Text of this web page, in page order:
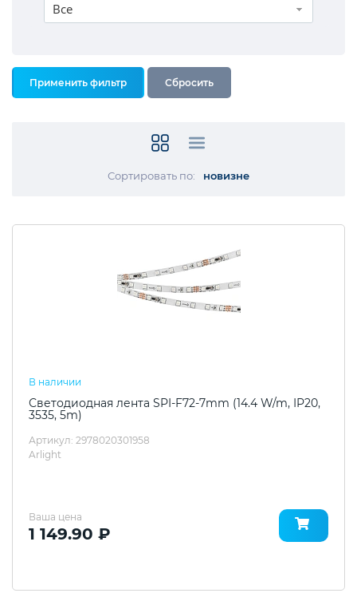
Все
Сортировать по: новизне
В наличии
Светодиодная лента SPI-F72-7mm (14.4 W/m, IP20,
3535, 5m)
Артикул: 2978020301958
Arlight
Ваша цена
1 149.90 ₽